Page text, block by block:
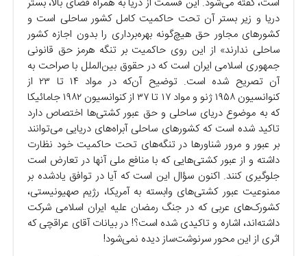
دریا و زیر بستر آن تحت حاکمیت کامل کشور ساحلی است و
کشور‌های مجاور حق هیچ‌گونه بهره‌برداری را بدون اجازه کشور
ساحلی ندارند» از این روی حاکمیت بر تنگه هرمز حق قانونی
جمهوری اسلامی ایران است که در حقوق بین‌الملل با صراحت به
آن تصریح شده است. توضیح آن‌که در مواد ۱۴ تا ۲۳ از
کنوانسیون ۱۹۵۸ ژنو و مواد ۱۷ تا ۳۷ از کنوانسیون ۱۹۸۲ جامائیکا
که به موضوع دریای ساحلی و حق عبور کشتی‌ها اختصاص دارد
تاکید شده است که کشور‌های ساحلی آبراه‌های دریایی می‌توانند
بر عبور و مرور شناور‌ها در تنگه‌های تحت حاکمیت خود نظارت
داشته و از عبور کشتی‌هایی که با منافع ملی آنها در تعارض است
جلوگیری کنند. اکنون سؤال این است که آیا در توافق یاد‌شده بر
ممنوعیت عبور کشتی‌های وابسته به آمریکا، رژیم صهیونیستی،
کشورک‌های عربی که در جنگ رمضان علیه ایران اسلامی شرکت
داشته‌اند، اشاره و تاکیدی شده است؟! در بیانات آقای عراقچی که
اثری از این محور سرنوشت‌ساز دیده نمی‌شود!